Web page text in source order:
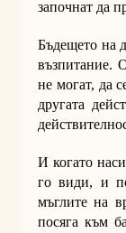
започнат да
Бъдещето на
възпитание.
не могат, да
другата
И когато
го види, и
мъглите на
посяга към